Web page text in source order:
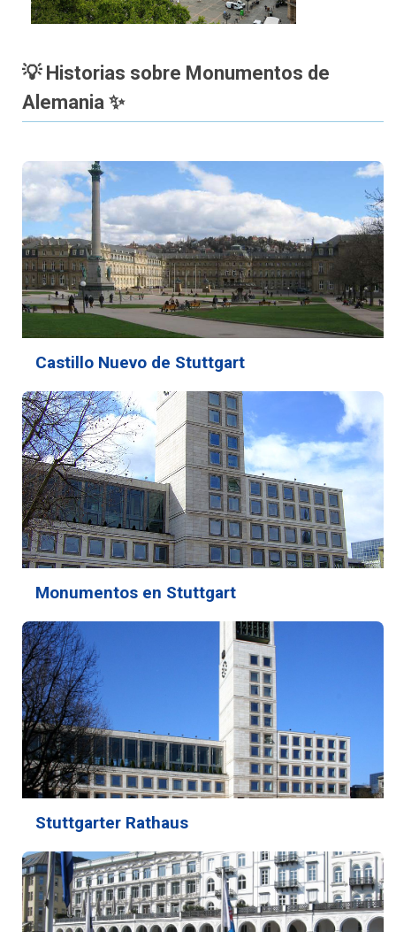
💡 Historias sobre Monumentos de
Alemania ✨
Castillo Nuevo de Stuttgart
Monumentos en Stuttgart
Stuttgarter Rathaus